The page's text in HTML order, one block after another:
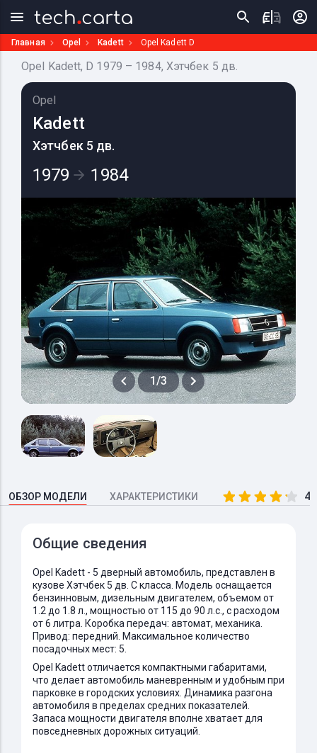
Главная Opel Kadett Opel Kadett D
Opel Kadett, D 1979 – 1984, Хэтчбек 5 дв.
Opel
Kadett
Хэтчбек 5 дв.
1979 1984
1/3
ОБЗОР МОДЕЛИ ХАРАКТЕРИСТИКИ
Общие сведения
Opel Kadett - 5 дверный автомобиль, представлен в
кузове Хэтчбек 5 дв. C класса. Модель оснащается
бензинновым, дизельным двигателем, объемом от
1.2 до 1.8 л., мощностью от 115 до 90 л.с., с расходом
от 6 литра. Коробка передач: автомат, механика.
Привод: передний. Максимальное количество
посадочных мест: 5.
Opel Kadett отличается компактными габаритами,
что делает автомобиль маневренным и удобным при
парковке в городских условиях. Динамика разгона
автомобиля в пределах средних показателей.
Запаса мощности двигателя вполне хватает для
повседневных дорожных ситуаций.